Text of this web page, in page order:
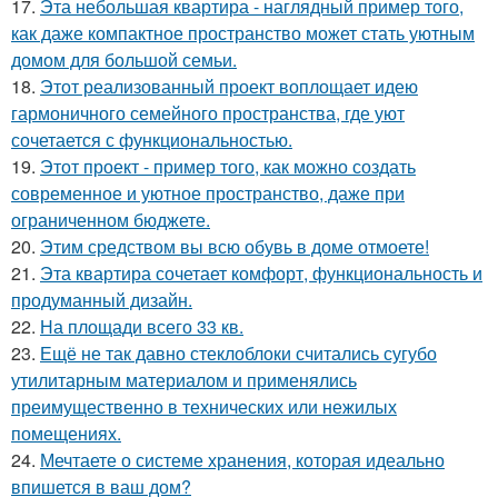
17. Эта небольшая квартира - наглядный пример того,
как даже компактное пространство может стать уютным
домом для большой семьи.
18. Этот реализованный проект воплощает идею
гармоничного семейного пространства, где уют
сочетается с функциональностью.
19. Этот проект - пример того, как можно создать
современное и уютное пространство, даже при
ограниченном бюджете.
20. Этим средством вы всю обувь в доме отмоете!
21. Эта квартира сочетает комфорт, функциональность и
продуманный дизайн.
22. На площади всего 33 кв.
23. Ещё не так давно стеклоблоки считались сугубо
утилитарным материалом и применялись
преимущественно в технических или нежилых
помещениях.
24. Мечтаете о системе хранения, которая идеально
впишется в ваш дом?